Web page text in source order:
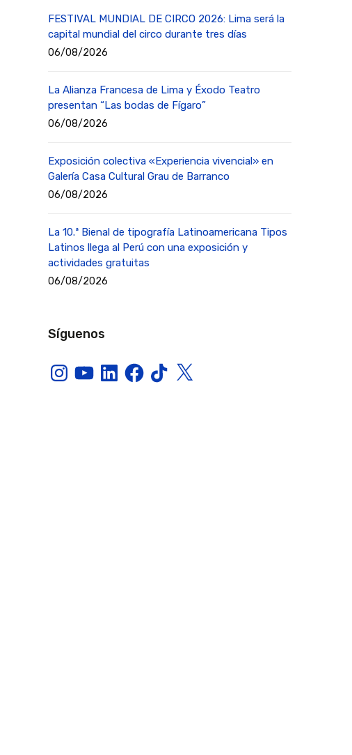
FESTIVAL MUNDIAL DE CIRCO 2026: Lima será la
capital mundial del circo durante tres días
06/08/2026
La Alianza Francesa de Lima y Éxodo Teatro
presentan “Las bodas de Fígaro”
06/08/2026
Exposición colectiva «Experiencia vivencial» en
Galería Casa Cultural Grau de Barranco
06/08/2026
La 10.ª Bienal de tipografía Latinoamericana Tipos
Latinos llega al Perú con una exposición y
actividades gratuitas
06/08/2026
Síguenos
InstagramYouTubeLinkedInFacebook
TikTokX